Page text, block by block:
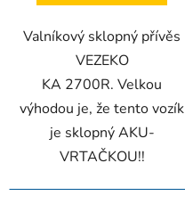
Valníkový sklopný přívěs
VEZEKO
KA 2700R. Velkou
výhodou je, že tento vozík
je sklopný AKU-
VRTAČKOU!!